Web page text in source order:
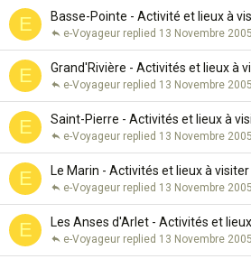
E Basse-Pointe - Activité et lieux à
13 Novembre 2005
e-Voyageur
E Grand'Rivière - Activités et lieux à
13 Novembre 2005
e-Voyageur
E Saint-Pierre - Activités et lieux à
13 Novembre 2005
e-Voyageur
E Le Marin - Activités et lieux à visiter
13 Novembre 2005
e-Voyageur
E Les Anses d'Arlet - Activités et
13 Novembre 2005
e-Voyageur